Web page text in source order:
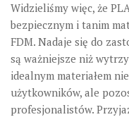
Widzieliśmy więc, że
bezpiecznym i tanim
FDM. Nadaje się do
są ważniejsze niż
idealnym materiałem
użytkowników, ale
profesjonalistów.